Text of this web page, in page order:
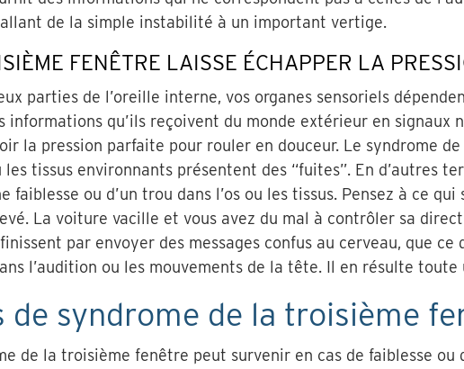
de la simple instabilité à un important vertige.
FENÊTRE LAISSE ÉCHAPPER LA
parties de l’oreille interne, vos organes sensoriels
informations qu’ils reçoivent du monde extérieur en signaux
la pression parfaite pour rouler en douceur. Le syndrome
les tissus environnants présentent des “fuites”. En d’autres
faiblesse ou d’un trou dans l’os ou les tissus. Pensez à ce
La voiture vacille et vous avez du mal à contrôler sa
par envoyer des messages confus au cerveau, que
l’audition ou les mouvements de la tête. Il en résulte
de syndrome de la troisième
de la troisième fenêtre peut survenir en cas de faiblesse ou